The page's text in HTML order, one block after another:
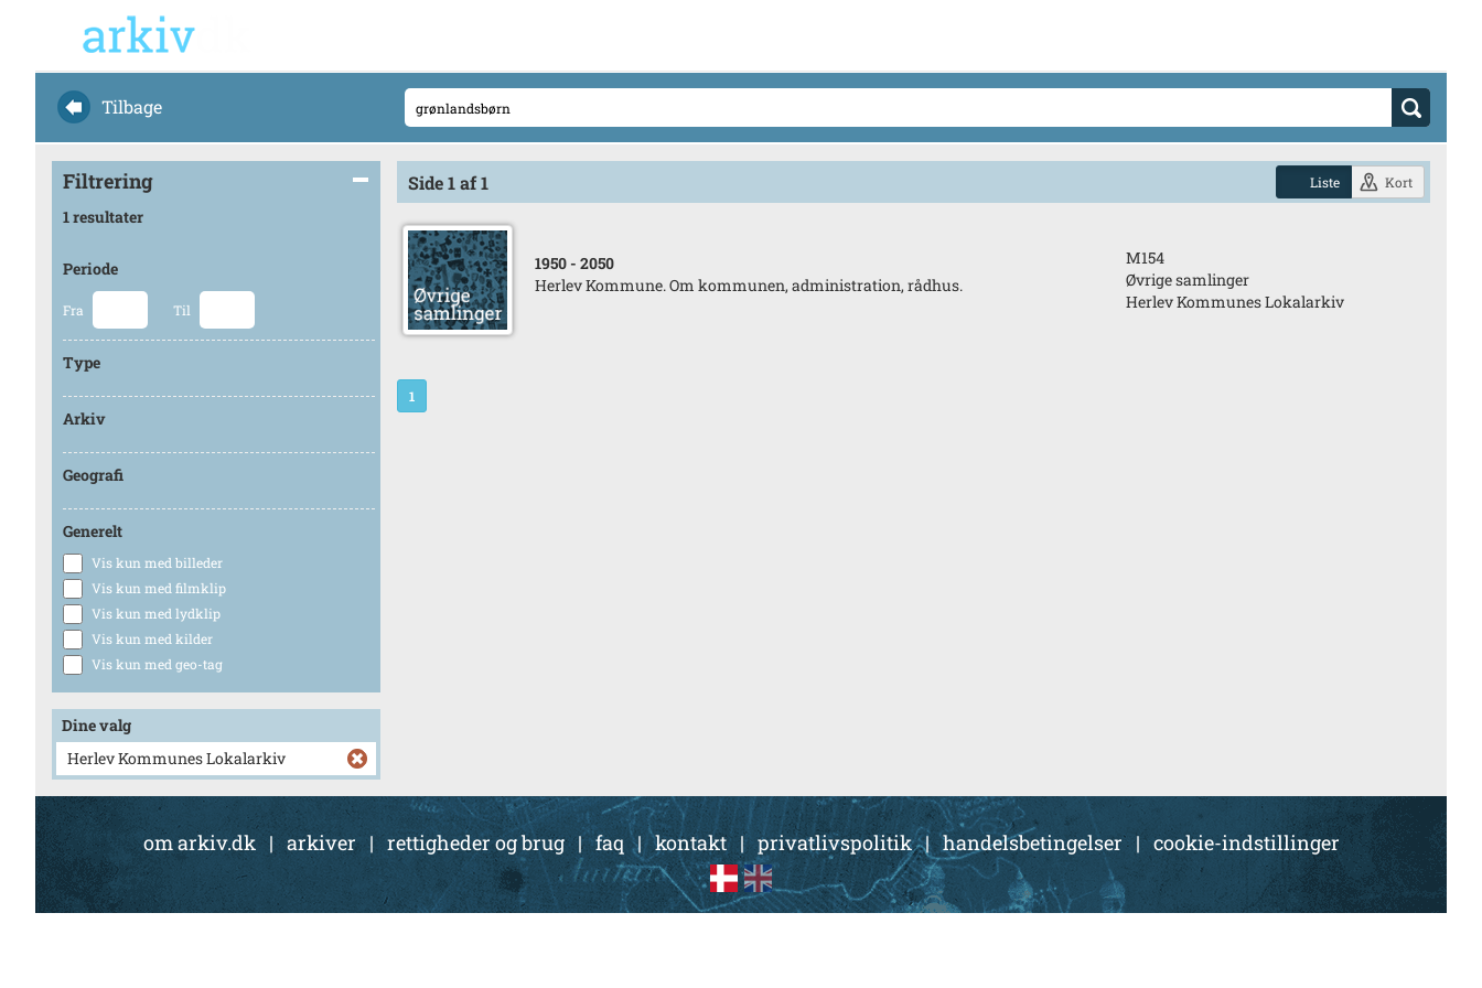
Tilbage
Filtrering
1 resultater
Periode
Fra Til
Type
Arkiv
Geografi
Generelt
Vis kun med billeder
Vis kun med filmklip
Vis kun med lydklip
Vis kun med kilder
Vis kun med geo-tag
Dine valg
Herlev Kommunes Lokalarkiv
Side 1 af 1 Liste Kort
1950 - 2050
Herlev Kommune. Om kommunen, administration, rådhus.
M154
Øvrige samlinger
Herlev Kommunes Lokalarkiv
1
om arkiv.dk | arkiver| rettigheder og brug|faq |kontakt| privatlivspolitik|handelsbetingelser | cookie-indstillinger